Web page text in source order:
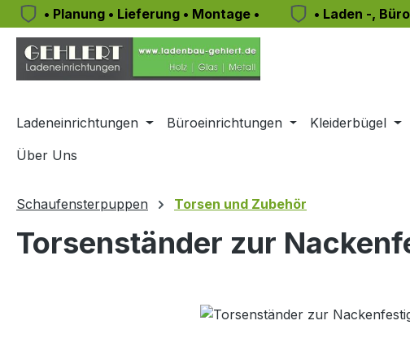
Hauptinhalt springen
Zur Suche springen
Zur Hauptnavigation springen
• Planung • Lieferung • Montage • • Laden -,
Ladeneinrichtungen Büroeinrichtungen Kleiderbügel
Über Uns
Schaufensterpuppen Torsen und Zubehör
Torsenständer zur